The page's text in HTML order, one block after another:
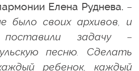
Елена Руднева. –
было своих архивов, и
задачу –
песню. Сделать
ребенок, каждый